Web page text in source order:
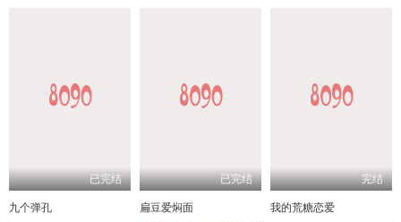
已完结
九个弹孔
已完结
扁豆爱焖面
完结
我的荒糖恋爱